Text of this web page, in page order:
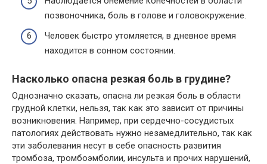
позвоночника, боль в голове и головокружение.
Человек быстро утомляется, в дневное время
находится в сонном состоянии.
Насколько опасна резкая боль в грудине?
Однозначно сказать, опасна ли резкая боль в области
грудной клетки, нельзя, так как это зависит от причины
возникновения. Например, при сердечно-сосудистых
патологиях действовать нужно незамедлительно, так как
эти заболевания несут в себе опасность развития
тромбоза, тромбоэмболии, инсульта и прочих нарушений,